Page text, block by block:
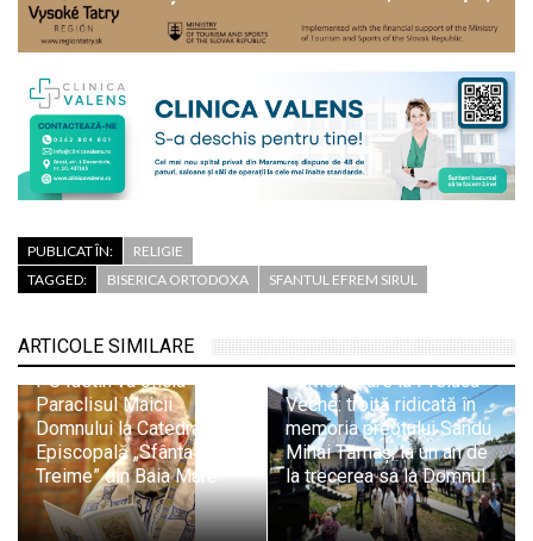
PUBLICAT ÎN:
RELIGIE
TAGGED:
BISERICA ORTODOXA SFANTUL EFREM SIRUL
ARTICOLE SIMILARE
PS Iustin va oficia
Paraclisul Maicii
Domnului la Catedrala
Episcopală „Sfânta
Treime” din Baia Mare
Comemorare la Preluca
Veche: troiță ridicată în
memoria preotului Sandu
Mihai Tămaș, la un an de
la trecerea sa la Domnul